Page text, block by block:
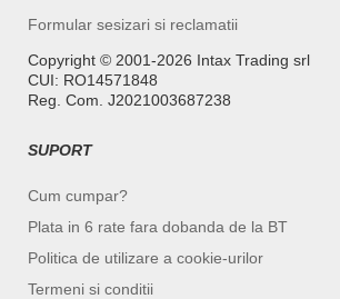
Formular sesizari si reclamatii
Copyright ©️ 2001-2026 Intax Trading srl
CUI: RO14571848
Reg. Com. J2021003687238
SUPORT
Cum cumpar?
Plata in 6 rate fara dobanda de la BT
Politica de utilizare a cookie-urilor
Termeni si conditii